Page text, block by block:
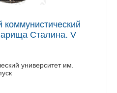
Сталина. V
университет им.